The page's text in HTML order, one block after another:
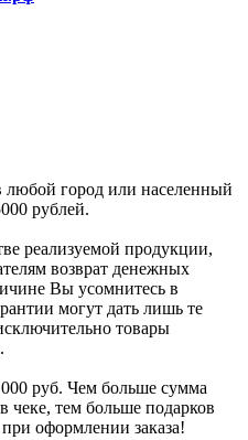
любой город или населенный
рублей.
реализуемой продукции,
возврат денежных
Вы усомнитесь в
могут дать лишь те
товары
руб. Чем больше сумма
чеке, тем больше подарков
оформлении заказа!